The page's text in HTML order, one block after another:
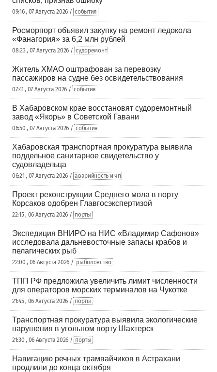
09:16 , 07 Августа 2026 / события
Росморпорт объявил закупку на ремонт ледокола
«Фанагория» за 6,2 млн рублей
08:23 , 07 Августа 2026 / судоремонт
Житель ХМАО оштрафован за перевозку
пассажиров на судне без освидетельствования
07:41 , 07 Августа 2026 / события
В Хабаровском крае восстановят судоремонтный
завод «Якорь» в Советской Гавани
06:50 , 07 Августа 2026 / события
Хабаровская транспортная прокуратура выявила
поддельное санитарное свидетельство у
судовладельца
06:21 , 07 Августа 2026 / аварийность и чп
Проект реконструкции Среднего мола в порту
Корсаков одобрен Главгосэкспертизой
22:15 , 06 Августа 2026 / порты
Экспедиция ВНИРО на НИС «Владимир Сафонов»
исследовала дальневосточные запасы крабов и
пелагических рыб
22:00 , 06 Августа 2026 / рыболовство
ТПП РФ предложила увеличить лимит численности
для операторов морских терминалов на Чукотке
21:45 , 06 Августа 2026 / порты
Транспортная прокуратура выявила экологические
нарушения в угольном порту Шахтерск
21:30 , 06 Августа 2026 / порты
Навигацию речных трамвайчиков в Астрахани
продлили до конца октября